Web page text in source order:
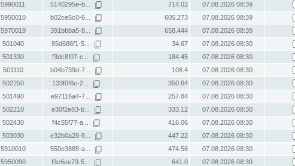
5990011 5140295e-b... 714.02
07.08.2026 08:39
5950010 b02ce5c0-6... 605.273
07.08.2026 08:39
5970019 391bbba5-8... 658.444
07.08.2026 08:39
501040 85d686f1-5... 34.67
07.08.2026 08:30
501330 f3dc8f07-c... 184.45
07.08.2026 08:30
501110 b04b739d-7... 108.4
07.08.2026 08:30
502250 133f0f6c-2... 350.64
07.08.2026 08:30
501490 e97116a4-7... 257.84
07.08.2026 08:30
502210 e30f2e83-b... 333.12
07.08.2026 08:30
502430 f4c55f77-a... 416.06
07.08.2026 08:30
503030 e32b0a28-8... 447.22
07.08.2026 08:30
5910010 550e3885-a... 474.56
07.08.2026 08:30
5950090 f3c6ee73-5... 641.0
07.08.2026 08:39